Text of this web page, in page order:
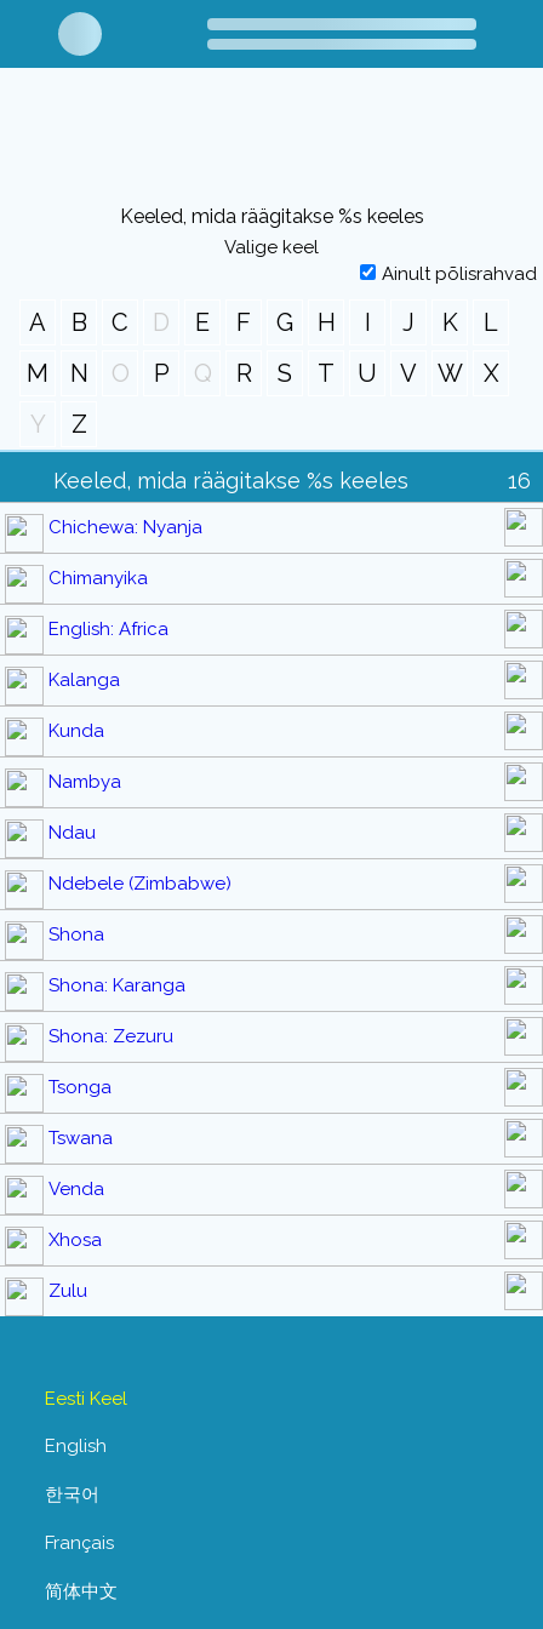
Keeled, mida räägitakse %s keeles
Valige keel
Ainult põlisrahvad
A B C D E F G H I J K
L
M
N O P Q R S T U V W
X
Y
Z
Keeled, mida räägitakse %s keeles 16
Chichewa: Nyanja
Chimanyika
English: Africa
Kalanga
Kunda
Nambya
Ndau
Ndebele (Zimbabwe)
Shona
Shona: Karanga
Shona: Zezuru
Tsonga
Tswana
Venda
Xhosa
Zulu
Eesti Keel
English
한국어
Français
简体中文